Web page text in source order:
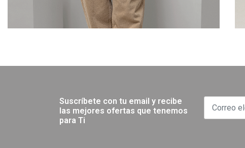
Suscríbete con tu email y recibe
las mejores ofertas que tenemos
para Ti